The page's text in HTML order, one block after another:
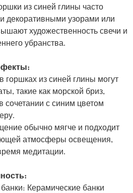
из синей глины часто
декоративными узорами или
художественность свечи и
убранства.
горшках из синей глины могут
такие как морской бриз,
сочетании с синим цветом
обычно мягче и подходит
атмосферы освещения,
медитации.
Керамические банки